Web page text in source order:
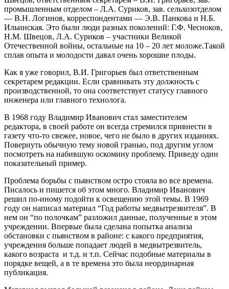
промышленным отделом – Л.А. Суриков, зав. сельхозотделом
— В.Н. Логинов, корреспондентами — Э.В. Панкова и Н.Б.
Ильинская. Это были люди разных поколений: Г.Ф. Чесноков,
Н.М. Швецов, Л.А. Суриков – участники Великой
Отечественной войны, остальные на 10 – 20 лет моложе.Такой
сплав опыта и молодости давал очень хорошие плоды.
Как я уже говорил, В.И. Григорьев был ответственным
секретарем редакции. Если сравнивать эту должность с
производственной, то она соответствует статусу главного
инженера или главного технолога.
В 1968 году Владимир Иванович стал заместителем
редактора, в своей работе он всегда стремился привнести в
газету что-то свежее, новое, чего не было в других изданиях.
Повернуть обычную тему новой гранью, под другим углом
посмотреть на набившую оскомину проблему. Приведу один
показательный пример.
Проблема борьбы с пьянством остро стояла во все времена.
Писалось и пишется об этом много. Владимир Иванович
решил по-иному подойти к освещению этой темы. В 1969
году он написал материал “Год работы медвытрезвителя”. В
нем он “по полочкам” разложил данные, полученные в этом
учреждении. Впервые была сделана попытка анализа
обстановки с пьянством в районе: с какого предприятия,
учреждения больше попадает людей в медвытрезвитель,
какого возраста и т.д. и т.п. Сейчас подобные материалы в
порядке вещей, а в те времена это была неординарная
публикация.